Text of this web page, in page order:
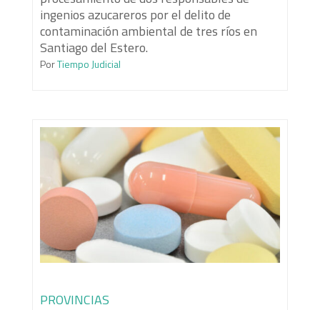
ingenios azucareros por el delito de
contaminación ambiental de tres ríos en
Santiago del Estero.
PorTiempo Judicial
PROVINCIAS